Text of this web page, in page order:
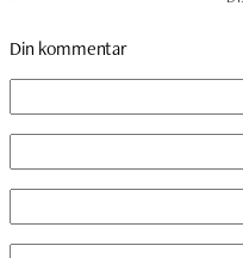
Din kommentar